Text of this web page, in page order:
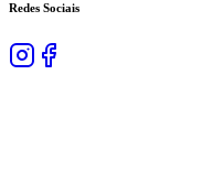
Redes Sociais